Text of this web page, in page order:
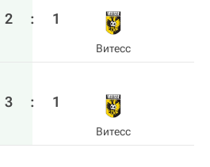
2 : 1
Витесс
3 : 1
Витесс